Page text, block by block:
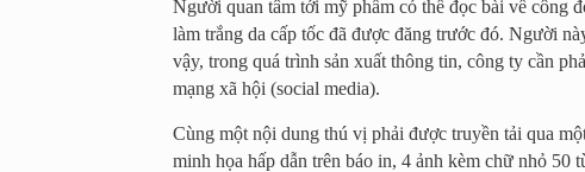
Người quan tâm tới mỹ phẩm có thể đọc bài về công
làm trắng da cấp tốc đã được đăng trước đó. Người
vậy, trong quá trình sản xuất thông tin, công ty cần
mạng xã hội (social media).
Cùng một nội dung thú vị phải được truyền tải qua
minh họa hấp dẫn trên báo in, 4 ảnh kèm chữ nhỏ 50